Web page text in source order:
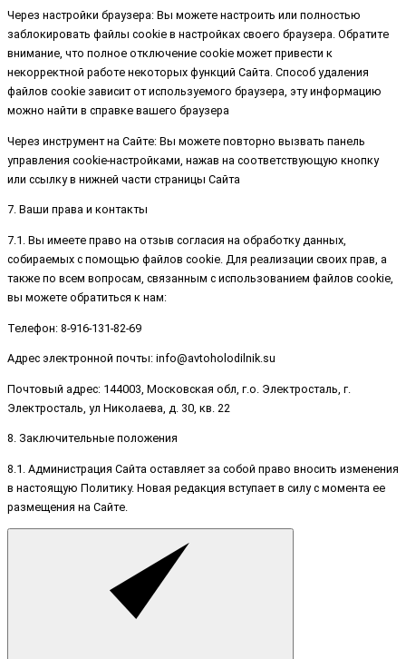
Через настройки браузера: Вы можете настроить или полностью
заблокировать файлы cookie в настройках своего браузера. Обратите
внимание, что полное отключение cookie может привести к
некорректной работе некоторых функций Сайта. Способ удаления
файлов cookie зависит от используемого браузера, эту информацию
можно найти в справке вашего браузера
Через инструмент на Сайте: Вы можете повторно вызвать панель
управления cookie-настройками, нажав на соответствующую кнопку
или ссылку в нижней части страницы Сайта
7. Ваши права и контакты
7.1. Вы имеете право на отзыв согласия на обработку данных,
собираемых с помощью файлов cookie. Для реализации своих прав, а
также по всем вопросам, связанным с использованием файлов cookie,
вы можете обратиться к нам:
Телефон: 8-916-131-82-69
Адрес электронной почты: info@avtoholodilnik.su
Почтовый адрес: 144003, Московская обл, г.о. Электросталь, г.
Электросталь, ул Николаева, д. 30, кв. 22
8. Заключительные положения
8.1. Администрация Сайта оставляет за собой право вносить изменения
в настоящую Политику. Новая редакция вступает в силу с момента ее
размещения на Сайте.